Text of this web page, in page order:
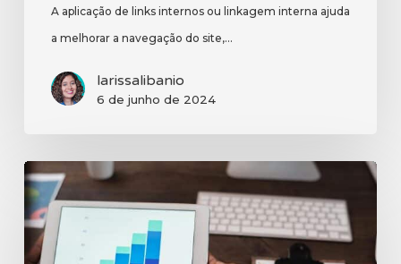
A aplicação de links internos ou linkagem interna ajuda
a melhorar a navegação do site,…
larissalibanio
6 de junho de 2024
5
vantagens
do
tráfego